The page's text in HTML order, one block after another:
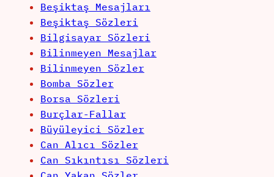
Beşiktaş Mesajları
Beşiktaş Sözleri
Bilgisayar Sözleri
Bilinmeyen Mesajlar
Bilinmeyen Sözler
Bomba Sözler
Borsa Sözleri
Burçlar-Fallar
Büyüleyici Sözler
Can Alıcı Sözler
Can Sıkıntısı Sözleri